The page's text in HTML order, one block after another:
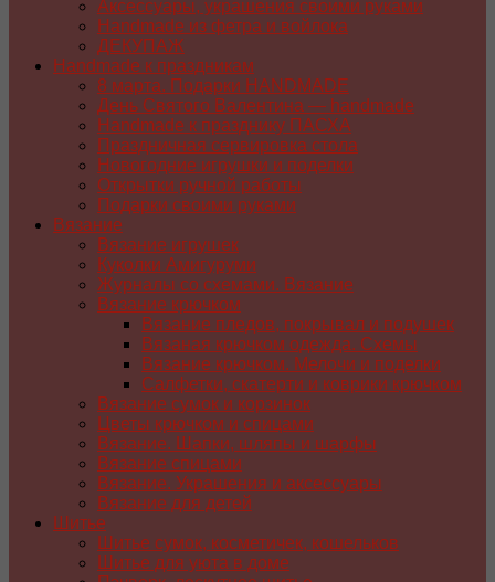
Аксессуары, украшения своими руками
Handmade из фетра и войлока
ДЕКУПАЖ
Handmade к праздникам
8 марта. Подарки HANDMADE
День Святого Валентина — handmade
Handmade к празднику ПАСХA
Праздничная сервировка стола
Новогодние игрушки и поделки
Открытки ручной работы
Подарки своими руками
Вязание
Вязание игрушек
Куколки Амигуруми
Журналы со схемами. Вязание
Вязание крючком
Вязание пледов, покрывал и подушек
Вязаная крючком одежда. Схемы
Вязание крючком. Мелочи и поделки
Салфетки, скатерти и коврики крючком
Вязание сумок и корзинок
Цветы крючком и спицами
Вязание. Шапки, шляпы и шарфы
Вязание спицами
Вязание. Украшения и аксессуары
Вязание для детей
Шитье
Шитье сумок, косметичек, кошельков
Шитье для уюта в доме